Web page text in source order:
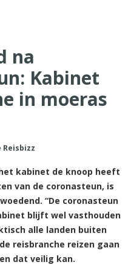
na
Kabinet
in moeras
Reisbizz
kabinet de knoop heeft
van de coronasteun, is
“De coronasteun
blijft wel vasthouden
alle landen buiten
reisbranche reizen gaan
dat veilig kan.